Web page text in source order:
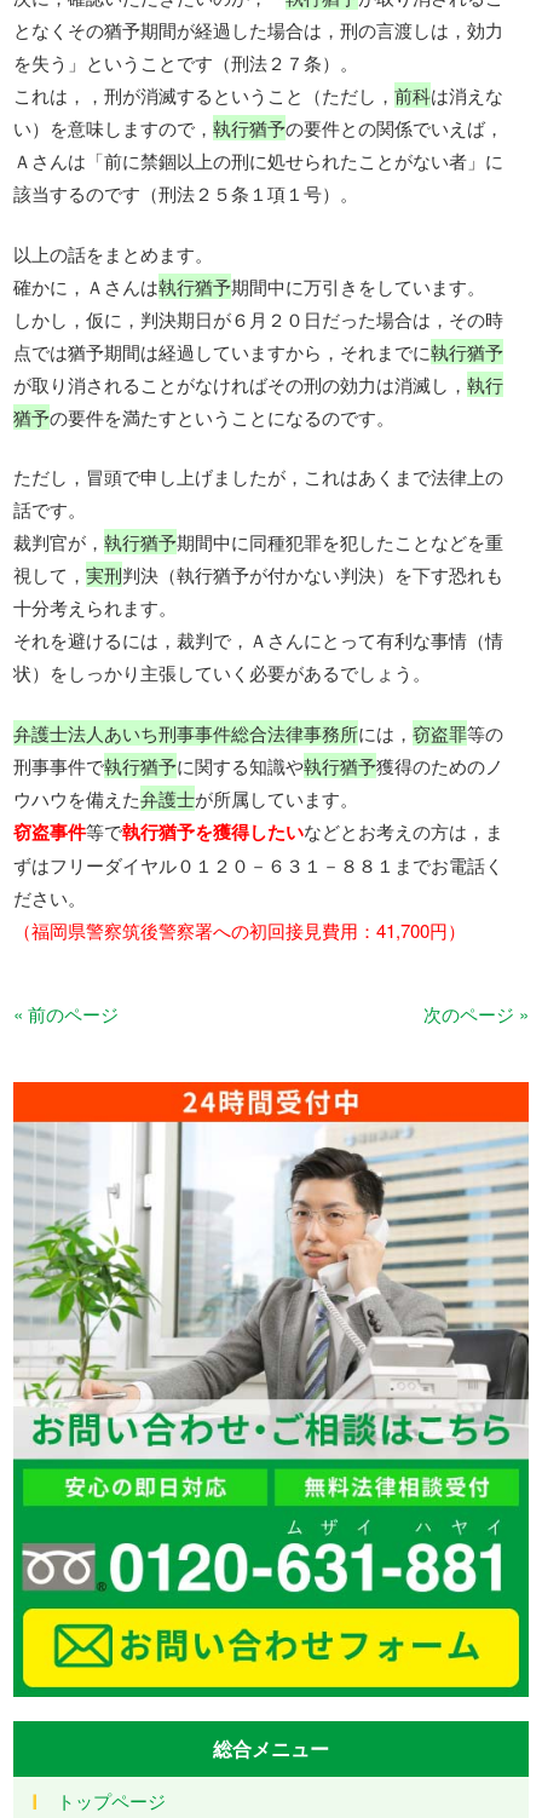
となくその猶予期間が経過した場合は，刑の言渡しは，効力
を失う」ということです（刑法２７条）。
これは，，刑が消滅するということ（ただし，前科は消えな
い）を意味しますので，執行猶予の要件との関係でいえば，
Ａさんは「前に禁錮以上の刑に処せられたことがない者」に
該当するのです（刑法２５条１項１号）。
以上の話をまとめます。
確かに，Ａさんは執行猶予期間中に万引きをしています。
しかし，仮に，判決期日が６月２０日だった場合は，その時
点では猶予期間は経過していますから，それまでに執行猶予
が取り消されることがなければその刑の効力は消滅し，執行
猶予の要件を満たすということになるのです。
ただし，冒頭で申し上げましたが，これはあくまで法律上の
話です。
裁判官が，執行猶予期間中に同種犯罪を犯したことなどを重
視して，実刑判決（執行猶予が付かない判決）を下す恐れも
十分考えられます。
それを避けるには，裁判で，Ａさんにとって有利な事情（情
状）をしっかり主張していく必要があるでしょう。
弁護士法人あいち刑事事件総合法律事務所には，窃盗罪等の
刑事事件で執行猶予に関する知識や執行猶予獲得のためのノ
ウハウを備えた弁護士が所属しています。
窃盗事件等で執行猶予を獲得したいなどとお考えの方は，ま
ずはフリーダイヤル０１２０－６３１－８８１までお電話く
ださい。
（福岡県警察筑後警察署への初回接見費用：41,700円）
« 前のページ 次のページ »
総合メニュー
トップページ